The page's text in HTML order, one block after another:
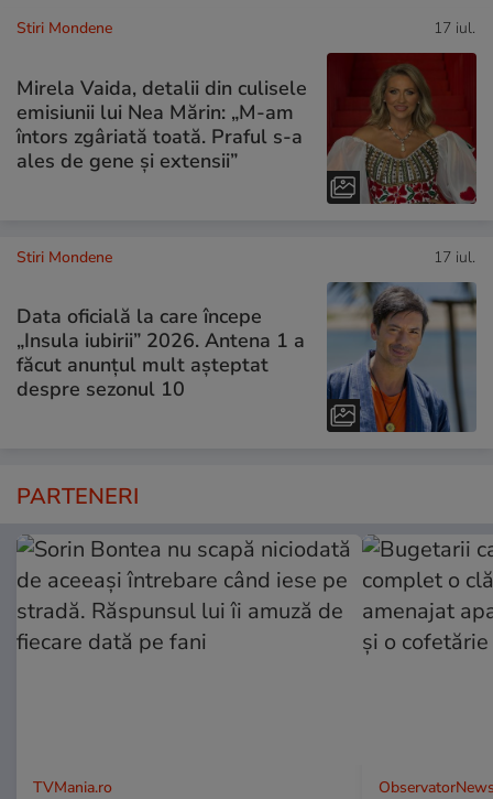
Stiri Mondene 17 iul.
Mirela Vaida, detalii din culisele
emisiunii lui Nea Mărin: „M-am
întors zgâriată toată. Praful s-a
ales de gene și extensii”
Stiri Mondene 17 iul.
Data oficială la care începe
„Insula iubirii” 2026. Antena 1 a
făcut anunțul mult așteptat
despre sezonul 10
PARTENERI
TVMania.ro